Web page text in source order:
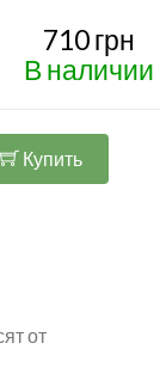
710 грн
В наличии
Купить
от